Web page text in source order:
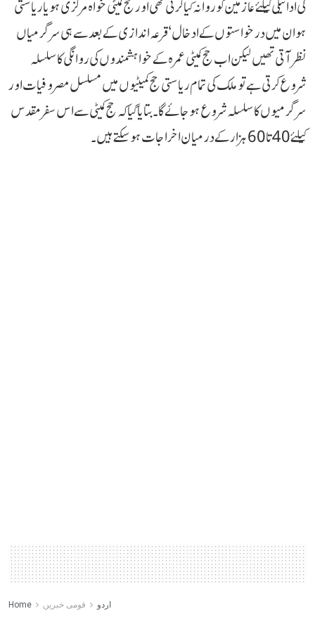
کی ادائیگی کیلئے عازمین کو روانہ کیا کرتی تھی اور حج کمیٹی خواہ مرکزی ہویا ریاستی
ہو ان میں درخواستوں کے ادخال‘ قرعہ اندازی کے بعد سے ہی سرگرمیاں
نظر آتی تھیں لیکن اب حج کمیٹی عمرہ کے خواہشمندوں کی روانگی کا سلسلہ
شروع کرتی ہے تو ملک کی تمام ریاستی حج کمیٹیوں میں مسلسل مصروفیات اور
سرگرمیوں کا سلسلہ شروع ہوجائے گا۔ بتایا گیا کہ حج کمیٹی سے اس سفر مقدس
کیلئے 40تا60 ہزار کے درمیان اخراجات ہوسکتے ہیں ۔
Home اردو قومی خبریں